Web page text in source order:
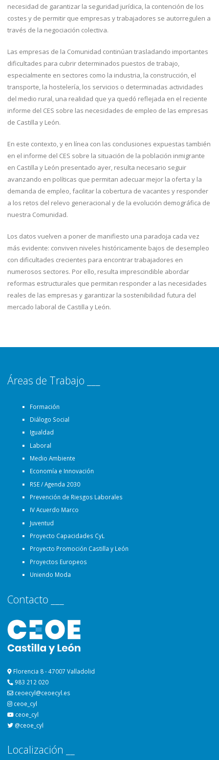
necesidad de garantizar la seguridad jurídica, la contención de los
costes y de permitir que empresas y trabajadores se autorregulen a
través de la negociación colectiva.
Las empresas de la Comunidad continúan trasladando importantes
dificultades para cubrir determinados puestos de trabajo,
especialmente en sectores como la industria, la construcción, el
transporte, la hostelería, los servicios o determinadas actividades
del medio rural, una realidad que ya quedó reflejada en el reciente
informe del CES sobre las necesidades de empleo de las empresas
de Castilla y León.
En este contexto, y en línea con las conclusiones expuestas también
en el informe del CES sobre la situación de la población inmigrante
en Castilla y León presentado ayer, resulta necesario seguir
avanzando en políticas que permitan adecuar mejor la oferta y la
demanda de empleo, facilitar la cobertura de vacantes y responder
a los retos del relevo generacional y de la evolución demográfica de
nuestra Comunidad.
Los datos vuelven a poner de manifiesto una paradoja cada vez
más evidente: conviven niveles históricamente bajos de desempleo
con dificultades crecientes para encontrar trabajadores en
numerosos sectores. Por ello, resulta imprescindible abordar
reformas estructurales que permitan responder a las necesidades
reales de las empresas y garantizar la sostenibilidad futura del
mercado laboral de Castilla y León.
Áreas de Trabajo ___
Formación
Diálogo Social
Igualdad
Laboral
Medio Ambiente
Economía e Innovación
RSE / Agenda 2030
Prevención de Riesgos Laborales
IV Acuerdo Marco
Juventud
Proyecto Capacidades CyL
Proyecto Promoción Castilla y León
Proyectos Europeos
Uniendo Moda
Contacto ___
Florencia 8 - 47007 Valladolid
983 212 020
ceoecyl@ceoecyl.es
ceoe_cyl
ceoe_cyl
@ceoe_cyl
Localización __